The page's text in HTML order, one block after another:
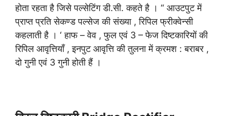
होता रहता है जिसे पल्सेटिंग डी.सी. कहते है । “ आउटपुट में
प्राप्त प्रति सेकण्ड पल्सेज की संख्या , रिपिल फ्रीक्वेन्सी
कहलाती है । ‘ हाफ – वेव , फुल एवं 3 – फेज दिष्टकारियों की
रिपिल आवृत्तियाँ , इनपुट आवृत्ति की तुलना में क्रमश : बराबर ,
दो गुनी एवं 3 गुनी होती हैं ।